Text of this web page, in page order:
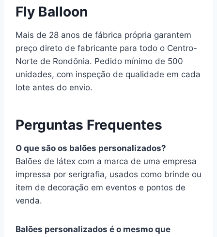
Fly Balloon
Mais de 28 anos de fábrica própria garantem
preço direto de fabricante para todo o Centro-
Norte de Rondônia. Pedido mínimo de 500
unidades, com inspeção de qualidade em cada
lote antes do envio.
Perguntas Frequentes
O que são os balões personalizados?
Balões de látex com a marca de uma empresa
impressa por serigrafia, usados como brinde ou
item de decoração em eventos e pontos de
venda.
Balões personalizados é o mesmo que